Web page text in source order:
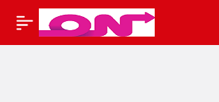
Devlet geri ödemesiz